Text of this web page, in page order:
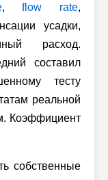
,flow rate,
усадки,
расход.
составил
тесту
реальной
Коэффициент
собственные